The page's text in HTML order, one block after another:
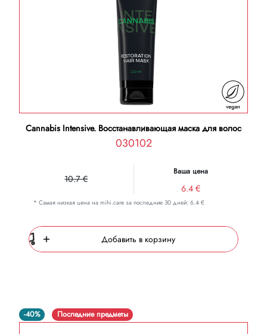
Cannabis Intensive. Восстанавливающая маска для волос
030102
10.7 €
Ваша цена
6.4 €
* Самая низкая цена на mihi.care за последние 30 дней: 6.4 €
Добавить в корзину
-40% Последние предметы